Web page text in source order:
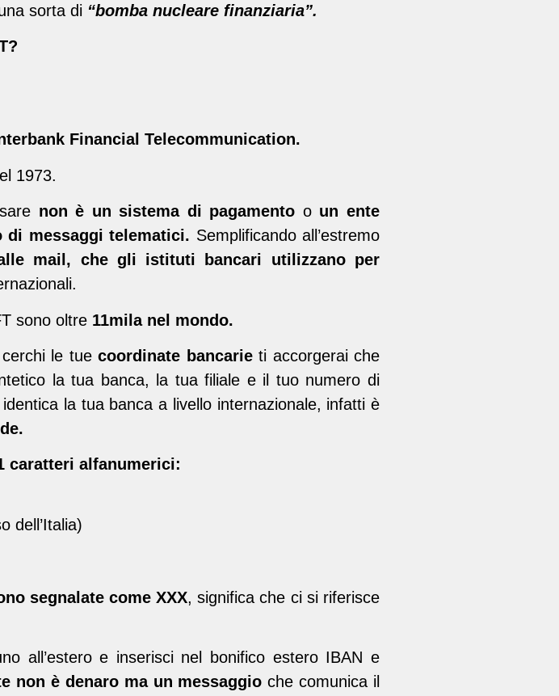
sorta di “bomba nucleare finanziaria”.
Financial Telecommunication.
1973.
non è un sistema di pagamento o un ente
di messaggi telematici. Semplificando all’estremo
mail, che gli istituti bancari utilizzano per
sono oltre 11mila nel mondo.
cerchi le tuecoordinate bancarieti accorgerai che
la tua banca, la tua filiale e il tuo numero di
la tua banca a livello internazionale, infatti è
caratteri alfanumerici:
dell’Italia)
segnalate come XXX, significa che ci si riferisce
all’estero e inserisci nel bonifico estero IBAN e
non è denaro ma un messaggioche comunica il